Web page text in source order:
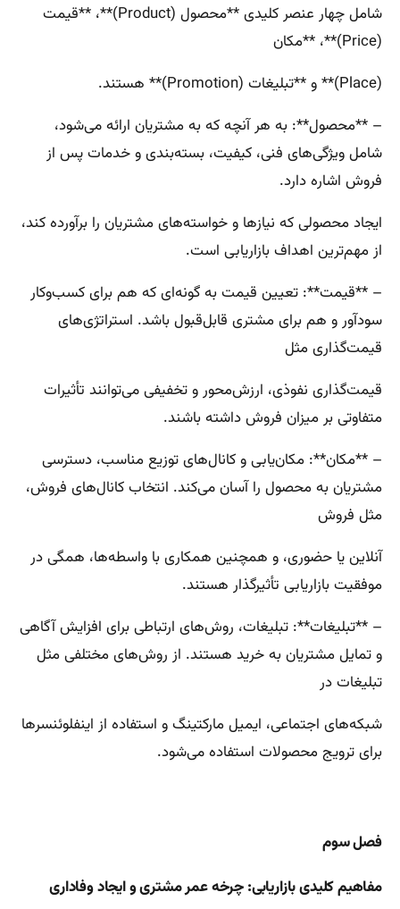
شامل چهار عنصر کلیدی **محصول (Product)**، **قیمت
(Price)**، **مکان
(Place)** و **تبلیغات (Promotion)** هستند.
– **محصول**: به هر آنچه که به مشتریان ارائه می‌شود،
شامل ویژگی‌های فنی، کیفیت، بسته‌بندی و خدمات پس از
فروش اشاره دارد.
ایجاد محصولی که نیازها و خواسته‌های مشتریان را برآورده کند،
از مهم‌ترین اهداف بازاریابی است.
– **قیمت**: تعیین قیمت به گونه‌ای که هم برای کسب‌وکار
سودآور و هم برای مشتری قابل‌قبول باشد. استراتژی‌های
قیمت‌گذاری مثل
قیمت‌گذاری نفوذی، ارزش‌محور و تخفیفی می‌توانند تأثیرات
متفاوتی بر میزان فروش داشته باشند.
– **مکان**: مکان‌یابی و کانال‌های توزیع مناسب، دسترسی
مشتریان به محصول را آسان می‌کند. انتخاب کانال‌های فروش،
مثل فروش
آنلاین یا حضوری، و همچنین همکاری با واسطه‌ها، همگی در
موفقیت بازاریابی تأثیرگذار هستند.
– **تبلیغات**: تبلیغات، روش‌های ارتباطی برای افزایش آگاهی
و تمایل مشتریان به خرید هستند. از روش‌های مختلفی مثل
تبلیغات در
شبکه‌های اجتماعی، ایمیل مارکتینگ و استفاده از اینفلوئنسرها
برای ترویج محصولات استفاده می‌شود.
فصل سوم
مفاهیم کلیدی بازاریابی: چرخه عمر مشتری و ایجاد وفاداری